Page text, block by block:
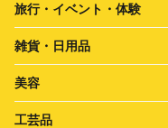
旅行・イベント・体験
雑貨・日用品
美容
工芸品